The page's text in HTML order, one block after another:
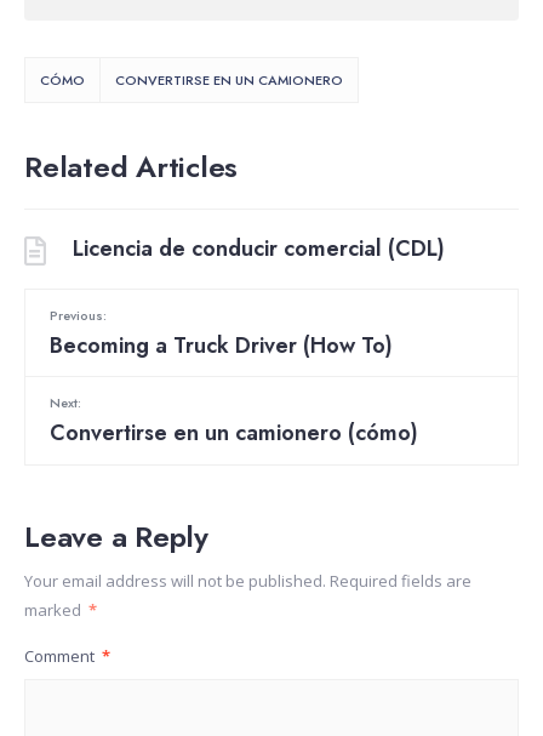
CÓMO CONVERTIRSE EN UN CAMIONERO
Related Articles
Licencia de conducir comercial (CDL)
Previous:
Becoming a Truck Driver (How To)
Next:
Convertirse en un camionero (cómo)
Leave a Reply
Your email address will not be published. Required fields are
marked *
Comment *